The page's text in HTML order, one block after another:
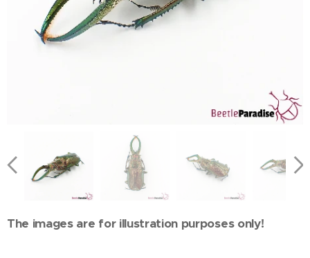
The images are for illustration purposes only!